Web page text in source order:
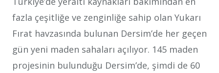
fazla çeşitliğe ve zenginliğe sahip olan Yukarı
Fırat havzasında bulunan Dersim’de her geçen
gün yeni maden sahaları açılıyor. 145 maden
projesinin bulunduğu Dersim’de, şimdi de 60